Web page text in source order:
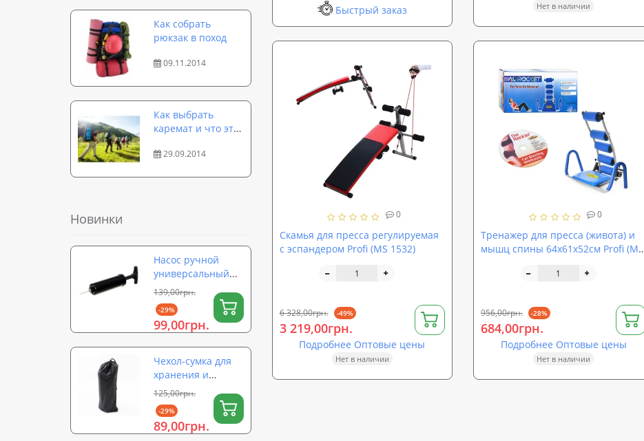
Как собрать
рюкзак в поход
09.11.2014
Как выбрать
каремат и что это
29.09.2014
Новинки
Насос ручной
универсальный
для мячей,
надувных
изделий,
фитболов OSPORT
139,00грн.
-29%
99,00грн.
Чехол-сумка для
хранения и
переноски ролика
для йоги (валика)
на затяжке 56×26
см OSPORT (OF-
125,00грн.
-29%
89,00грн.
Быстрый заказ
Нет в наличии
0
Скамья для пресса регулируемая
с эспандером Profi (MS 1532)
6 328,00грн. -49%
3 219,00грн.
Подробнее Оптовые цены
Нет в наличии
0
Тренажер для пресса (живота) и
мышц спины 64х61х52см Profi (MS
956,00грн. -28%
684,00грн.
Подробнее Оптовые цены
Нет в наличии